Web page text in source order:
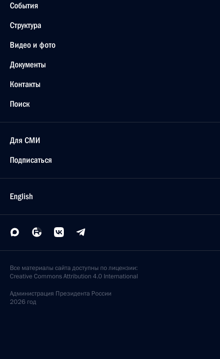
События
Структура
Видео и фото
Документы
Контакты
Поиск
Для СМИ
Подписаться
English
Все материалы сайта доступны по лицензии:
Creative Commons Attribution 4.0 International
Администрация Президента России
2026 год